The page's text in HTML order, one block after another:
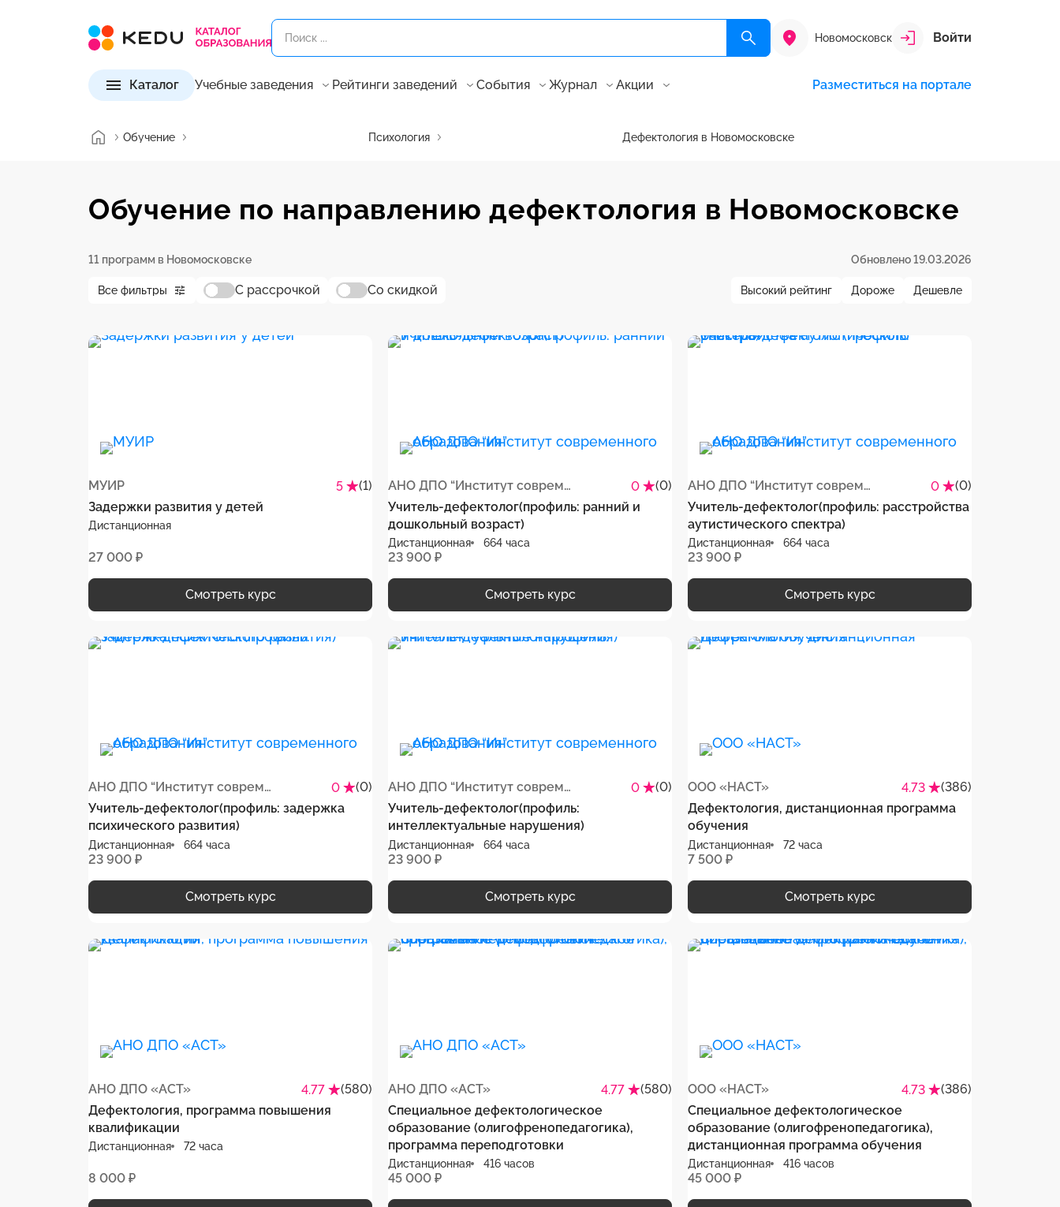
Новомосковск Войти
Каталог Учебные заведения Рейтинги заведений События Журнал Акции Разместиться на портале
Обучение Психология Дефектология в Новомосковске
Обучение по направлению дефектология в Новомосковске
11 программ в Новомосковске Обновлено 19.03.2026
Все фильтры С рассрочкой Со скидкой Высокий рейтинг Дороже Дешевле
МУИР 5
(1)
Задержки развития у детей
Дистанционная
27 000 ₽
Смотреть курс
АНО ДПО “Институт современного образования” 0
(0)
Учитель-дефектолог(профиль: ранний и
дошкольный возраст)
Дистанционная 664 часа
23 900 ₽
Смотреть курс
АНО ДПО “Институт современного образования” 0
(0)
Учитель-дефектолог(профиль: расстройства
аутистического спектра)
Дистанционная 664 часа
23 900 ₽
Смотреть курс
АНО ДПО “Институт современного образования” 0
(0)
Учитель-дефектолог(профиль: задержка
психического развития)
Дистанционная 664 часа
23 900 ₽
Смотреть курс
АНО ДПО “Институт современного образования” 0
(0)
Учитель-дефектолог(профиль:
интеллектуальные нарушения)
Дистанционная 664 часа
23 900 ₽
Смотреть курс
ООО «НАСТ» 4.73
(386)
Дефектология, дистанционная программа
обучения
Дистанционная 72 часа
7 500 ₽
Смотреть курс
АНО ДПО «АСТ» 4.77
(580)
Дефектология, программа повышения
квалификации
Дистанционная 72 часа
8 000 ₽
АНО ДПО «АСТ» 4.77
(580)
Специальное дефектологическое
образование (олигофренопедагогика),
программа переподготовки
Дистанционная 416 часов
45 000 ₽
ООО «НАСТ» 4.73
(386)
Специальное дефектологическое
образование (олигофренопедагогика),
дистанционная программа обучения
Дистанционная 416 часов
45 000 ₽